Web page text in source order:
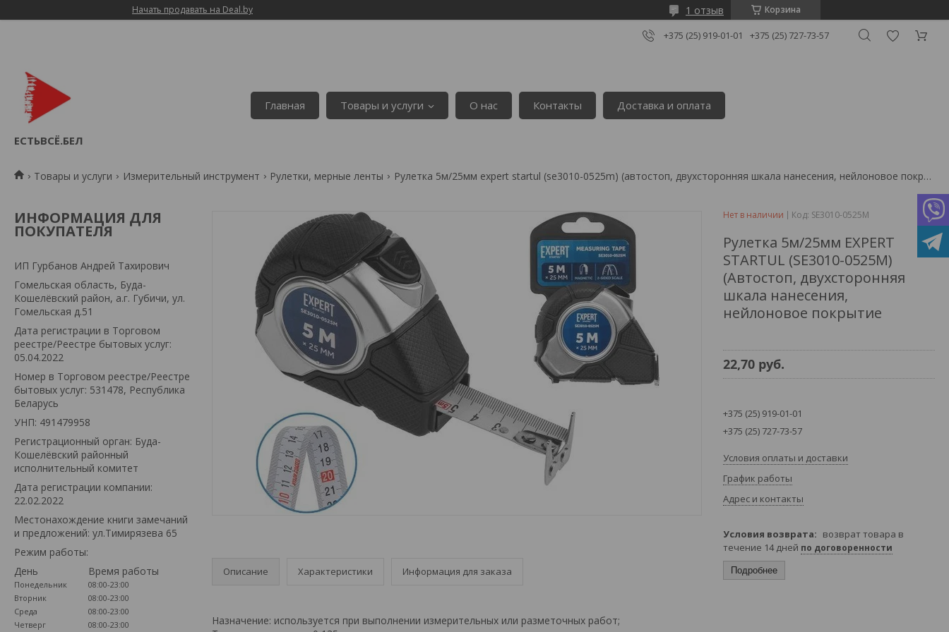
Начать продавать на Deal.by Корзина
1 отзыв
+375 (25) 919-01-01 +375 (25) 727-73-57
ЕСТЬВСЁ.БЕЛ
Главная Товары и услуги О нас Контакты Доставка и оплата
Товары и услуги Измерительный инструмент Рулетки, мерные ленты Рулетка 5м/25мм expert startul (se3010-0525m) (автостоп, двухсторонняя шкала нанесения, нейлоновое покрытие
ИНФОРМАЦИЯ ДЛЯ
ПОКУПАТЕЛЯ
ИП Гурбанов Андрей Тахирович
Гомельская область, Буда-
Кошелёвский район, а.г. Губичи, ул.
Гомельская д.51
Дата регистрации в Торговом
реестре/Реестре бытовых услуг:
05.04.2022
Номер в Торговом реестре/Реестре
бытовых услуг: 531478, Республика
Беларусь
УНП: 491479958
Регистрационный орган: Буда-
Кошелёвский районный
исполнительный комитет
Дата регистрации компании:
22.02.2022
Местонахождение книги замечаний
и предложений: ул.Тимирязева 65
Режим работы:
День
Время работы
Понедельник
08:00-23:00
Вторник
08:00-23:00
Среда
08:00-23:00
Четверг
08:00-23:00
Описание Характеристики Информация для заказа
Назначение: используется при выполнении измерительных или разметочных работ;
Нет в наличии Код: SE3010-0525M
Рулетка 5м/25мм EXPERT
STARTUL (SE3010-0525M)
(Автостоп, двухсторонняя
шкала нанесения,
нейлоновое покрытие
22,70 руб.
+375 (25) 919-01-01
+375 (25) 727-73-57
Условия оплаты и доставки
График работы
Адрес и контакты
возврат товара в
течение 14 дней по договоренности
Подробнее